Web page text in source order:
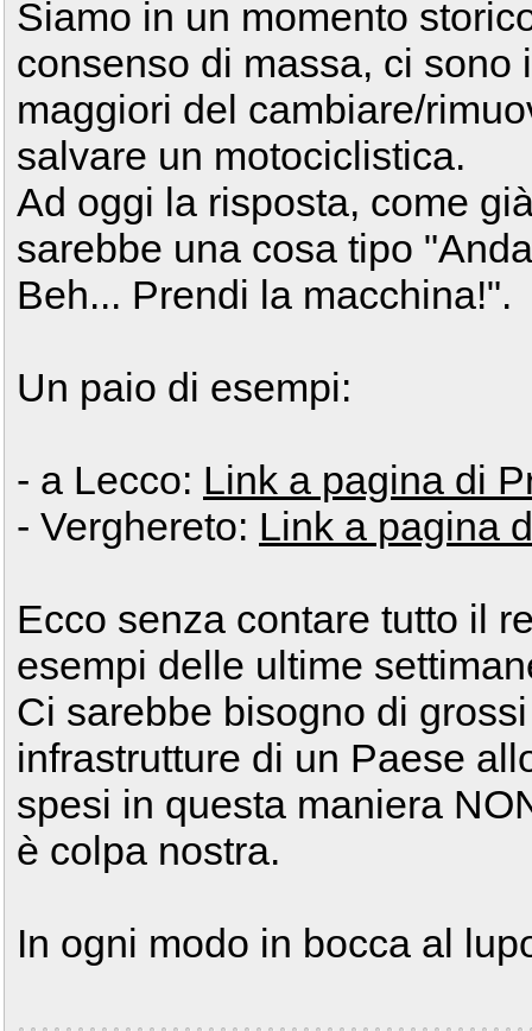
Siamo in un momento
consenso di massa, ci sono
maggiori del cambiare/
salvare un motociclistica.
Ad oggi la risposta, come
sarebbe una cosa tipo
Beh... Prendi la macchina!".
Un paio di esempi:
- a Lecco: Link a pagina di
- Verghereto: Link a pagina
Ecco senza contare tutto il
esempi delle ultime
Ci sarebbe bisogno di
infrastrutture di un Paese
spesi in questa maniera
è colpa nostra.
In ogni modo in bocca al